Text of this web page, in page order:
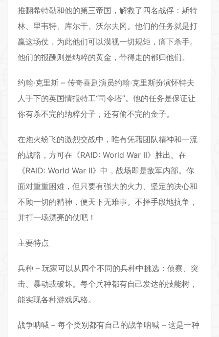
推翻希特勒和他的第三帝国，解救了四名战俘：斯特
林、里韦特、库尔干、沃尔夫冈。他们的任务就是打
赢这场仗，为此他们可以漠视一切规矩，痛下杀手。
他们的报酬则是纳粹的黄金，带得走的都归他们。
约翰·克里斯 – 传奇喜剧演员约翰·克里斯扮演怀特夫
人手下的英国情报特工“司令塔”。他的任务是保证让
你有杀不完的纳粹分子，还有偷不完的金子。
在炮火纷飞的激烈交战中，唯有凭藉团队精神和一流
的战略，方可在《RAID: World War II》胜出。在
《RAID: World War II》中，战场即是敌军内部。你
面对重重困难，但只要有强大的火力、坚定的决心和
不顾一切的精神，便天下无难事。不择手段地抗争，
并打一场漂亮的仗吧！
主要特点
兵种 – 玩家可以从四个不同的兵种中挑选：侦察、突
击、暴动或破坏。每个兵种都有自己发达的技能树，
能实现各种游戏风格。
战争呐喊 – 每个类别都有自己的战争呐喊 – 这是一种